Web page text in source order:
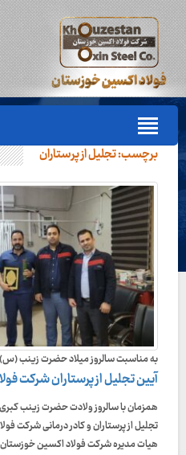
برچسب:تجلیل از پرستاران
به مناسبت سالروز میلاد حضرت زینب
آیین تجلیل از پرستاران شرکت
همزمان‌ با سالروز ولادت حضرت زینب
تجلیل از پرستاران و کادر درمانی شرکت
هیات مدیره شرکت فولاد اکسین خوزستان